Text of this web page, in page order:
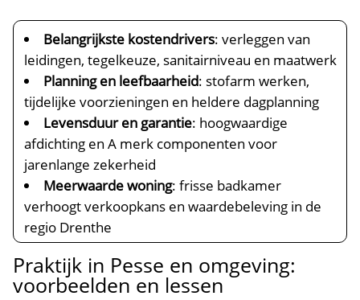
Belangrijkste kostendrivers: verleggen van
leidingen, tegelkeuze, sanitairniveau en maatwerk
Planning en leefbaarheid: stofarm werken,
tijdelijke voorzieningen en heldere dagplanning
Levensduur en garantie: hoogwaardige
afdichting en A merk componenten voor
jarenlange zekerheid
Meerwaarde woning: frisse badkamer
verhoogt verkoopkans en waardebeleving in de
regio Drenthe
Praktijk in Pesse en omgeving:
voorbeelden en lessen